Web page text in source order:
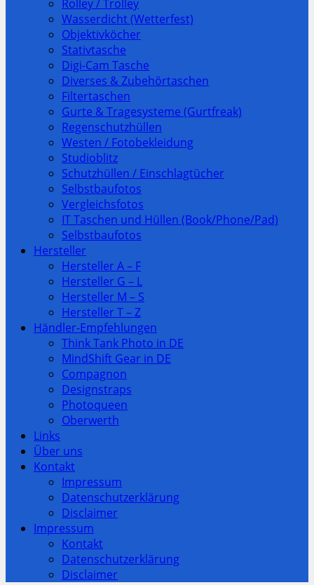
Rolley / Trolley
Wasserdicht (Wetterfest)
Objektivköcher
Stativtasche
Digi-Cam Tasche
Diverses & Zubehörtaschen
Filtertaschen
Gurte & Tragesysteme (Gurtfreak)
Regenschutzhüllen
Westen / Fotobekleidung
Studioblitz
Schutzhüllen / Einschlagtücher
Selbstbaufotos
Vergleichsfotos
IT Taschen und Hüllen (Book/Phone/Pad)
Selbstbaufotos
Hersteller
Hersteller A – F
Hersteller G – L
Hersteller M – S
Hersteller T – Z
Händler-Empfehlungen
Think Tank Photo in DE
MindShift Gear in DE
Compagnon
Designstraps
Photoqueen
Oberwerth
Links
Über uns
Kontakt
Impressum
Datenschutzerklärung
Disclaimer
Impressum
Kontakt
Datenschutzerklärung
Disclaimer